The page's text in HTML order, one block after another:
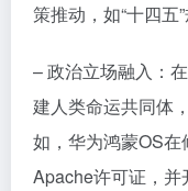
策推动，如“十四五
– 政治立场融入：
建人类命运共同体
如，华为鸿蒙OS
Apache许可证，